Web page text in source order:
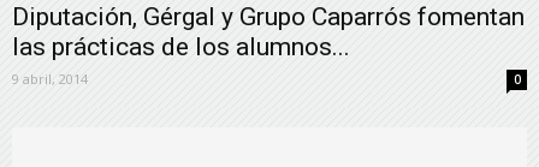
Diputación, Gérgal y Grupo Caparrós fomentan
las prácticas de los alumnos...
9 abril, 2014 0